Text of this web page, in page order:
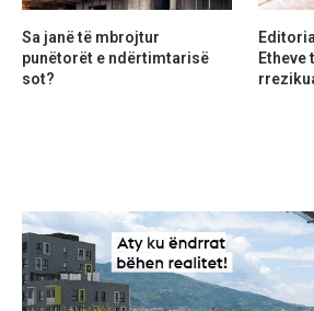
Sa janë të mbrojtur
punëtorët e ndërtimtarisë
sot?
Etheve